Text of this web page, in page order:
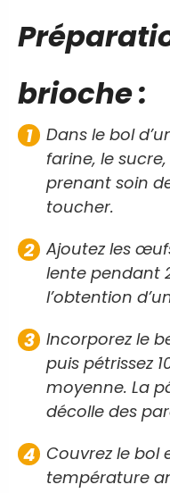
brioche :
Dans le bol
farine, le
prenant soin
toucher.
Ajoutez les
lente pendant
l’obtention
Incorporez le
puis pétrissez
moyenne. La
décolle des
Couvrez le bol
température